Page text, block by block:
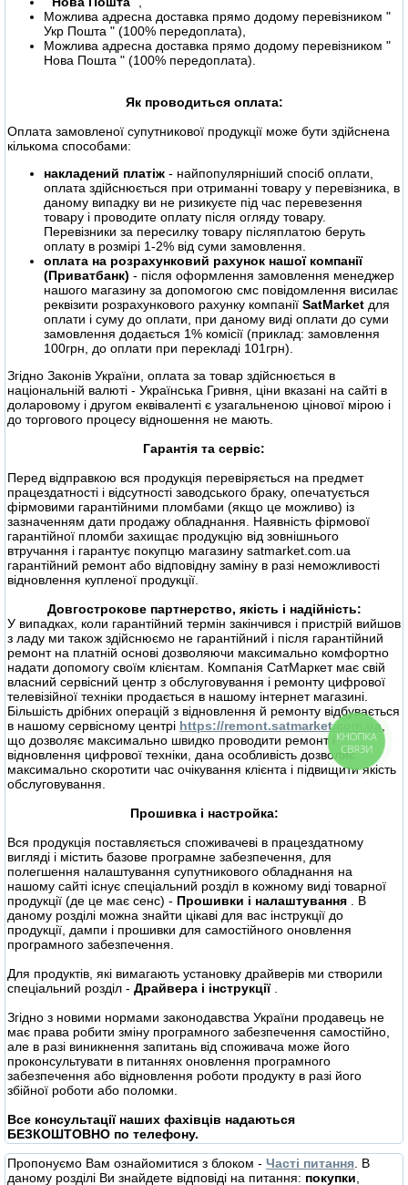
Можлива адресна доставка прямо додому перевізником "
Укр Пошта " (100% передоплата),
Можлива адресна доставка прямо додому перевізником "
Нова Пошта " (100% передоплата).
Як проводиться оплата:
Оплата замовленої супутникової продукції може бути здійснена
кількома способами:
накладений платіж - найпопулярніший спосіб оплати,
оплата здійснюється при отриманні товару у перевізника, в
даному випадку ви не ризикуєте під час перевезення
товару і проводите оплату після огляду товару.
Перевізники за пересилку товару післяплатою беруть
оплату в розмірі 1-2% від суми замовлення.
оплата на розрахунковий рахунок нашої компанії
(Приватбанк) - після оформлення замовлення менеджер
нашого магазину за допомогою смс повідомлення висилає
реквізити розрахункового рахунку компанії SatMarket для
оплати і суму до оплати, при даному виді оплати до суми
замовлення додається 1% комісії (приклад: замовлення
100грн, до оплати при перекладі 101грн).
Згідно Законів України, оплата за товар здійснюється в
національній валюті - Українська Гривня, ціни вказані на сайті в
доларовому і другом еквіваленті є узагальненою цінової мірою і
до торгового процесу відношення не мають.
Гарантія та сервіс:
Перед відправкою вся продукція перевіряється на предмет
працездатності і відсутності заводського браку, опечатується
фірмовими гарантійними пломбами (якщо це можливо) із
зазначенням дати продажу обладнання. Наявність фірмової
гарантійної пломби захищає продукцію від зовнішнього
втручання і гарантує покупцю магазину satmarket.com.ua
гарантійний ремонт або відповідну заміну в разі неможливості
відновлення купленої продукції.
Довгострокове партнерство, якість і надійність:
У випадках, коли гарантійний термін закінчився і пристрій вийшов
з ладу ми також здійснюємо не гарантійний і після гарантійний
ремонт на платній основі дозволяючи максимально комфортно
надати допомогу своїм клієнтам. Компанія СатМаркет має свій
власний сервісний центр з обслуговування і ремонту цифрової
телевізійної техніки продається в нашому інтернет магазині.
Більшість дрібних операцій з відновлення й ремонту відбувається
в нашому сервісному центрі https://remont.satmarket.com.ua,
що дозволяє максимально швидко проводити ремонт і
відновлення цифрової техніки, дана особливість дозволяє
максимально скоротити час очікування клієнта і підвищити якість
обслуговування.
Прошивка і настройка:
Вся продукція поставляється споживачеві в працездатному
вигляді і містить базове програмне забезпечення, для
полегшення налаштування супутникового обладнання на
нашому сайті існує спеціальний розділ в кожному виді товарної
продукції (де це має сенс) - Прошивки і налаштування . В
даному розділі можна знайти цікаві для вас інструкції до
продукції, дампи і прошивки для самостійного оновлення
програмного забезпечення.
Для продуктів, які вимагають установку драйверів ми створили
спеціальний розділ - Драйвера і інструкції .
Згідно з новими нормами законодавства України продавець не
має права робити зміну програмного забезпечення самостійно,
але в разі виникнення запитань від споживача може його
проконсультувати в питаннях оновлення програмного
забезпечення або відновлення роботи продукту в разі його
збійної роботи або поломки.
Все консультації наших фахівців надаються
БЕЗКОШТОВНО по телефону.
Пропонуємо Вам ознайомитися з блоком - Часті питання . В
даному розділі Ви знайдете відповіді на питання: покупки
КНОПКА
СВЯЗИ